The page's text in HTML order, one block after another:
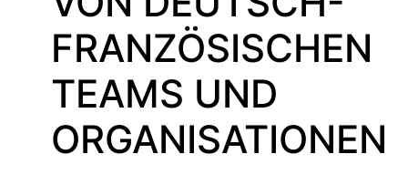
FRANZÖSISCHEN
TEAMS UND
ORGANISATIONEN